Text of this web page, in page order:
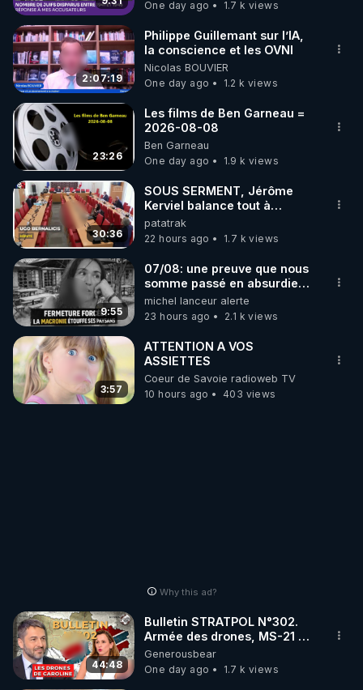
code : REGENERE10
▶ 30 jours gratuit sur l’application de méditation et
de bien-être ENVOL :
Rendez-vous sur https://www.envol.app/code
le code : REGENERE
One day ago
1.7 k views
2:07:19
Philippe Guillemant sur l’IA,
la conscience et les OVNI
Nicolas BOUVIER
One day ago
1.2 k views
23:26
Les films de Ben Garneau =
2026-08-08
Ben Garneau
One day ago
1.9 k views
30:36
SOUS SERMENT, Jérôme
Kerviel balance tout à
l'Assemblée !
patatrak
22 hours ago
1.7 k views
9:55
07/08: une preuve que nous
somme passé en absurdie
une dictature qui veut faire
taire ses opposant !
michel lanceur alerte
23 hours ago
2.1 k views
3:57
ATTENTION A VOS
ASSIETTES
Coeur de Savoie radioweb TV
10 hours ago
403 views
Why this ad?
44:48
Bulletin STRATPOL N°302.
Armée des drones, MS-21 en
série, missiles coréens.
07.08.2026.
Generousbear
One day ago
1.7 k views